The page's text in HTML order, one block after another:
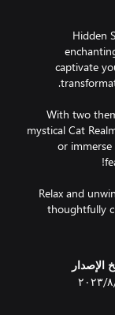
Hidden
captivate
With two
mystical Cat
or
Relax and
thoughtfully
الإصدار